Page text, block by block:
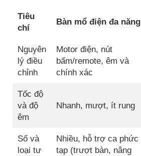
Tiêu
chí
Bàn mổ điện đa năng
Nguyên
lý điều
chỉnh
Motor điện, nút
bấm/remote, êm và
chính xác
Tốc độ
và độ
êm
Nhanh, mượt, ít rung
Số và
loại tư
Nhiều, hỗ trợ ca phức
tạp (trượt bàn, nâng